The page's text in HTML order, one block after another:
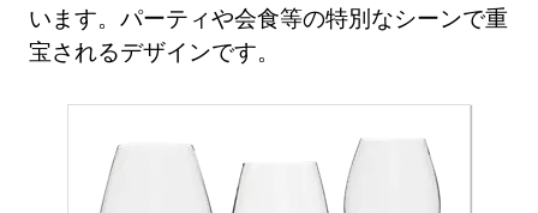
います。パーティや会食等の特別なシーンで重
宝されるデザインです。